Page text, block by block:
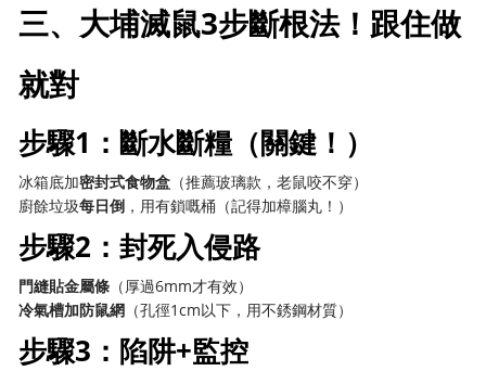
三、大埔滅鼠3步斷根法！跟住做
就對
步驟1：斷水斷糧（關鍵！）
冰箱底加密封式食物盒 （推薦玻璃款，老鼠咬不穿）
廚餘垃圾每日倒 ，用有鎖嘅桶（記得加樟腦丸！）
步驟2：封死入侵路
門縫貼金屬條 （厚過6mm才有效）
冷氣槽加防鼠網 （孔徑1cm以下，用不銹鋼材質）
步驟3：陷阱+監控